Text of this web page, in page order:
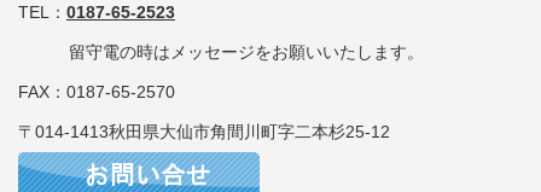
TEL： 0187-65-2523
留守電の時はメッセージをお願いいたします。
FAX：0187-65-2570
〒014-1413秋田県大仙市角間川町字二本杉25-12